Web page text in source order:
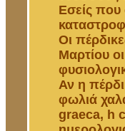
Εσείς που
Οι
Μαρτίου
Αν η
φωλιά
graeca, h